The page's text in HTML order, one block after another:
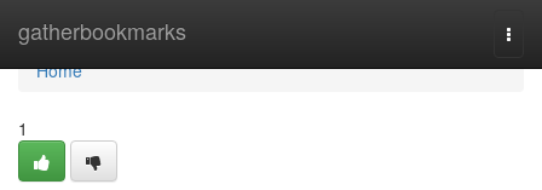
gatherbookmarks
Home
Home
1